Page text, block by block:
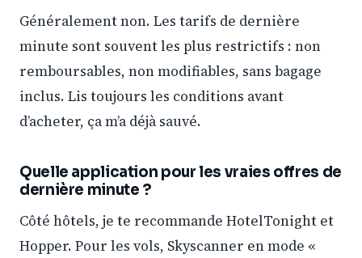
Généralement non. Les tarifs de dernière
minute sont souvent les plus restrictifs : non
remboursables, non modifiables, sans bagage
inclus. Lis toujours les conditions avant
d’acheter, ça m’a déjà sauvé.
Quelle application pour les vraies offres de
dernière minute ?
Côté hôtels, je te recommande HotelTonight et
Hopper. Pour les vols, Skyscanner en mode «